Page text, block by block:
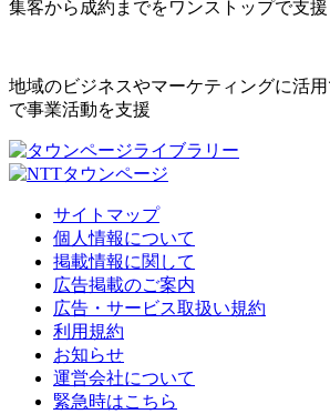
集客から成約までをワンストップで支援
地域のビジネスやマーケティングに活
で事業活動を支援
サイトマップ
個人情報について
掲載情報に関して
広告掲載のご案内
広告・サービス取扱い規約
利用規約
お知らせ
運営会社について
緊急時はこちら